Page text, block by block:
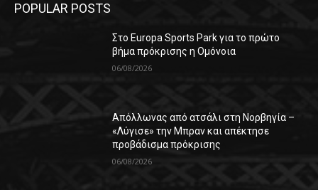
POPULAR POSTS
Στο Europa Sports Park για το πρώτο
βήμα πρόκρισης η Ομόνοια
06/08/2026
Απόλλωνας από ατσάλι στη Νορβηγία –
«Λύγισε» την Μπραν και απέκτησε
προβάδισμα πρόκρισης
06/08/2026